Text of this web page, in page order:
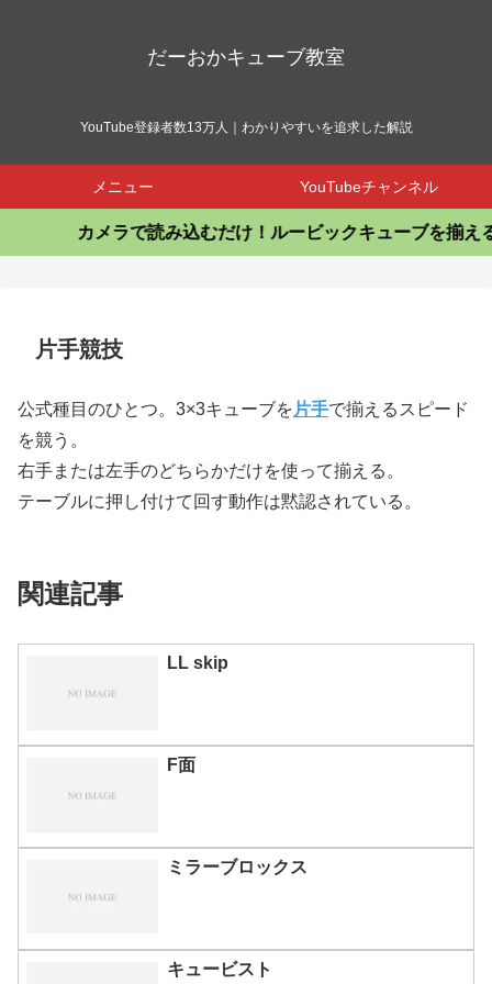
だーおかキューブ教室
YouTube登録者数13万人｜わかりやすいを追求した解説
メニュー YouTubeチャンネル
カメラで読み込むだけ！ルービックキューブを揃える
片手競技
公式種目のひとつ。3×3キューブを 片手で揃えるスピード
を競う。
右手または左手のどちらかだけを使って揃える。
テーブルに押し付けて回す動作は黙認されている。
関連記事
LL skip
F面
ミラーブロックス
キュービスト